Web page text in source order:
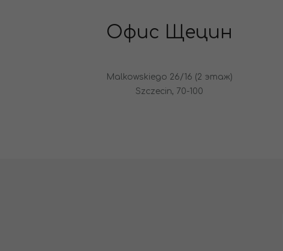
Офис Щецин
Malkowskiego 26/16 (2 этаж)
Szczecin, 70-100